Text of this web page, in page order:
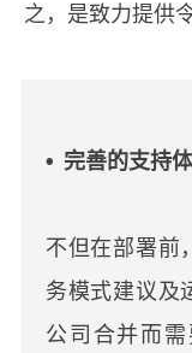
之，是致力提供
• 完善的支持
不但在部署前
务模式建议及
公司合并而